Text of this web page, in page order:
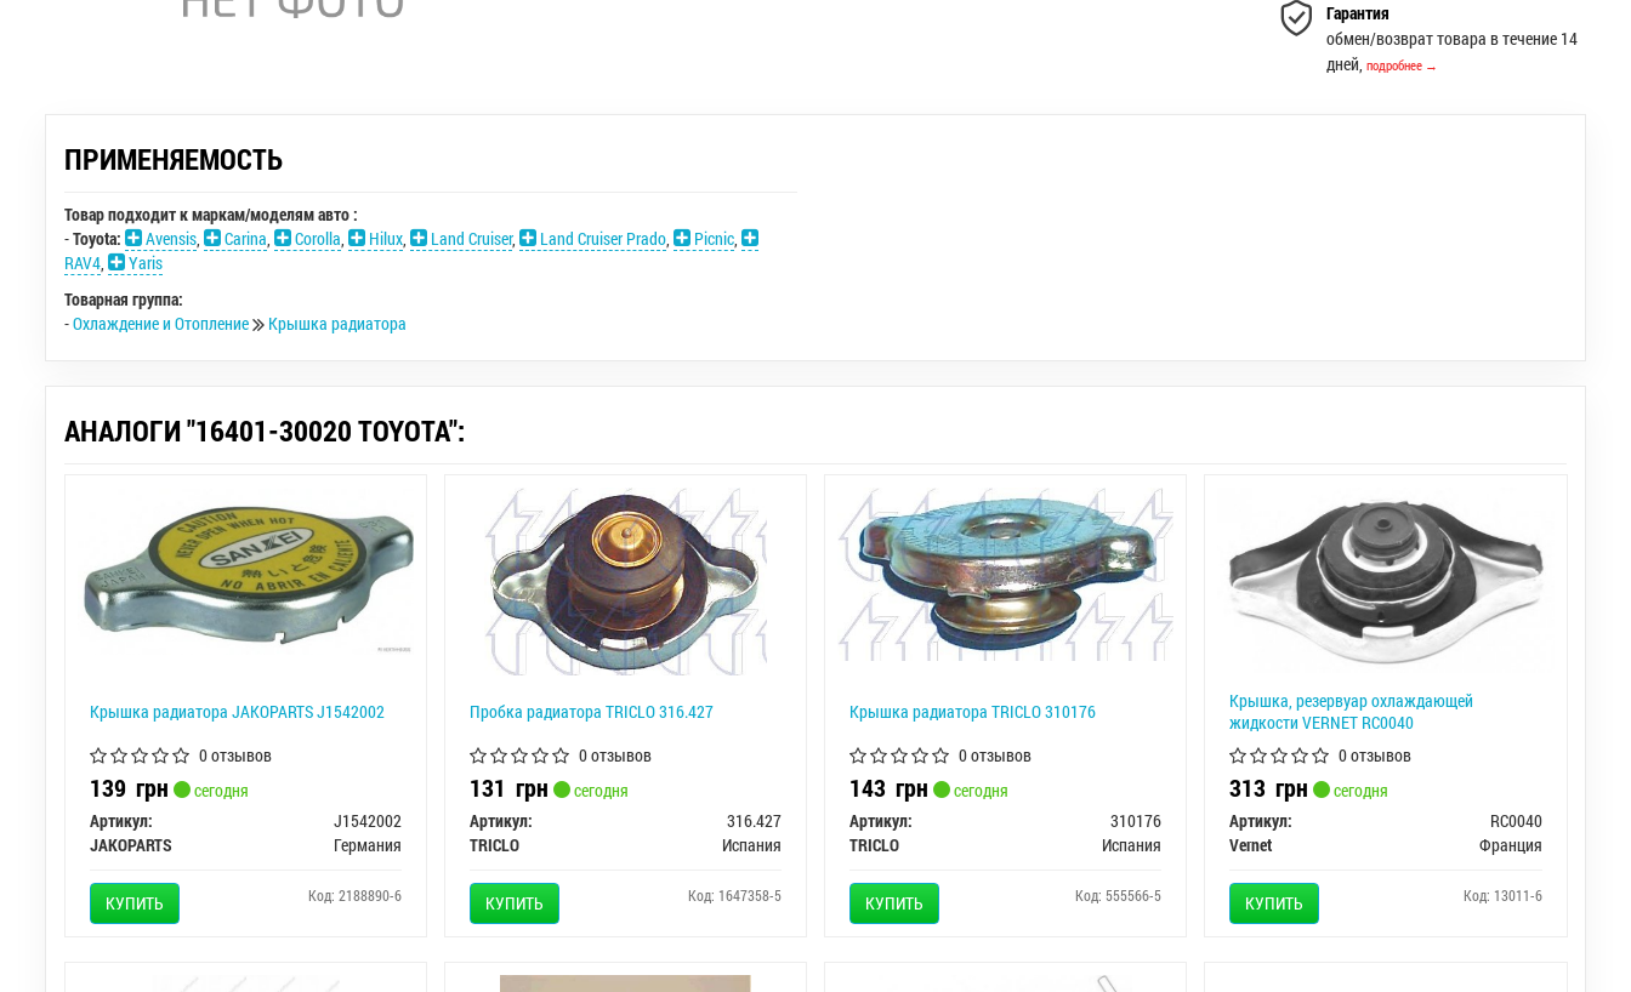
Гарантия
обмен/возврат товара в течение 14
дней,подробнее →
ПРИМЕНЯЕМОСТЬ
Товар подходит к маркам/моделям авто :
-Toyota: Avensis, Carina, Corolla, Hilux, Land Cruiser, Land Cruiser Prado, Picnic,
RAV4,
Yaris
Товарная группа:
-Охлаждение и Отопление Крышка радиатора
АНАЛОГИ "16401-30020 TOYOTA":
Крышка радиатора JAKOPARTS J1542002
0 отзывов
139 грн
сегодня
Артикул:
J1542002
JAKOPARTS
Германия
КУПИТЬ Код: 2188890-6
Пробка радиатора TRICLO 316.427
0 отзывов
131 грн
сегодня
Артикул:
316.427
TRICLO
Испания
КУПИТЬ Код: 1647358-5
Крышка радиатора TRICLO 310176
0 отзывов
143 грн
сегодня
Артикул:
310176
TRICLO
Испания
КУПИТЬ Код: 555566-5
Крышка, резервуар охлаждающей
жидкости VERNET RC0040
0 отзывов
313грн
сегодня
Артикул:
RC0040
Vernet
Франция
КУПИТЬ Код: 13011-6